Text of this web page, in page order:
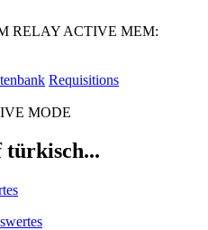
RELAY ACTIVE MEM:
Requisitions
MODE
türkisch...